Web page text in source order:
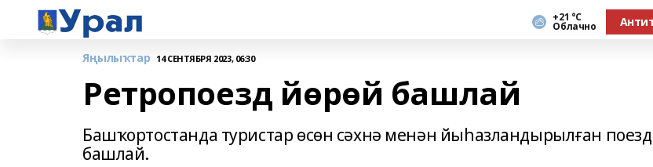
+21 °С
Облачно
Яңылыҡтар 14 СЕНТЯБРЯ 2023, 06:30
Ретропоезд йөрөй башлай
Башҡортостанда туристар өсөн сәхнә менән йыһазландырылған
башлай.